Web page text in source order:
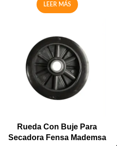
LEER MÁS
Rueda Con Buje Para
Secadora Fensa Mademsa